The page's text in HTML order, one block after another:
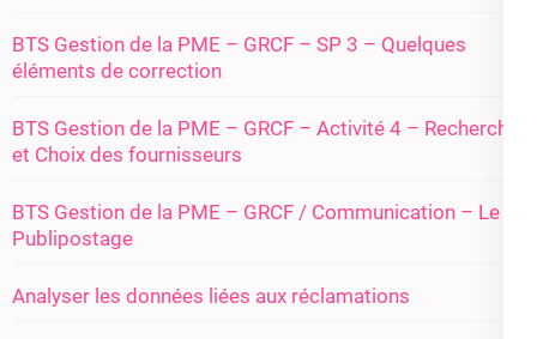
BTS Gestion de la PME – GRCF – SP 3 – Quelques
éléments de correction
BTS Gestion de la PME – GRCF – Activité 4 – Recherche
et Choix des fournisseurs
BTS Gestion de la PME – GRCF / Communication – Le
Publipostage
Analyser les données liées aux réclamations